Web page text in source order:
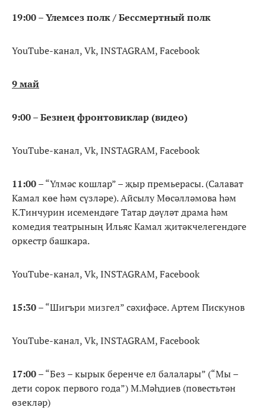
19:00 – Үлемсез полк / Бессмертный полк
YouTube-канал, Vk, INSTAGRAM, Facebook
9 май
9:00 – Безнең фронтовиклар (видео)
YouTube-канал, Vk, INSTAGRAM, Facebook
11:00– “Үлмәс кошлар” – җыр премьерасы. (Салават
Камал көе һәм сүзләре). Айсылу Мөсәлләмова һәм
К.Тинчурин исемендәге Татар дәүләт драма һәм
комедия театрының Ильяс Камал җитәкчелегендәге
оркестр башкара.
YouTube-канал, Vk, INSTAGRAM, Facebook
15:30– “Шигъри мизгел” сәхифәсе. Артем Пискунов
YouTube-канал, Vk, INSTAGRAM, Facebook
17:00– “Без – кырык беренче ел балалары” (“Мы –
дети сорок первого года”) М.Мәһдиев (повестьтән
өзекләр)